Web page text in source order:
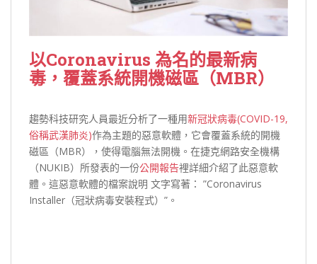
以Coronavirus 為名的最新病
毒，覆蓋系統開機磁區（MBR）
趨勢科技研究人員最近分析了一種用新冠狀病毒(COVID-19,
俗稱武漢肺炎)作為主題的惡意軟體，它會覆蓋系統的開機
磁區（MBR），使得電腦無法開機。在捷克網路安全機構
（NUKIB）所發表的一份公開報告裡詳細介紹了此惡意軟
體。這惡意軟體的檔案說明 文字寫著： ”Coronavirus
Installer（冠狀病毒安裝程式）”。